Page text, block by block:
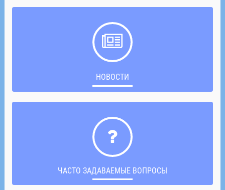
НОВОСТИ
ЧАСТО ЗАДАВАЕМЫЕ ВОПРОСЫ